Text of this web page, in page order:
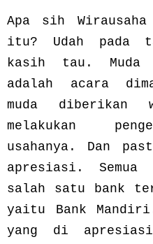
Apa sih Wirausaha
itu? Udah pada
kasih tau.
adalah acara
muda diberikan
melakukan
usahanya. Dan
apresiasi.
salah satu bank
yaitu Bank
yang di apresiasi